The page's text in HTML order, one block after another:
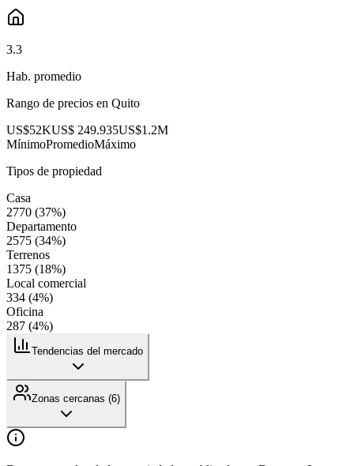
3.3
Hab. promedio
Rango de precios en Quito
US$52KUS$ 249.935US$1.2M
MínimoPromedioMáximo
Tipos de propiedad
Casa
2770 (37%)
Departamento
2575 (34%)
Terrenos
1375 (18%)
Local comercial
334 (4%)
Oficina
287 (4%)
Tendencias del mercado
Zonas cercanas (6)